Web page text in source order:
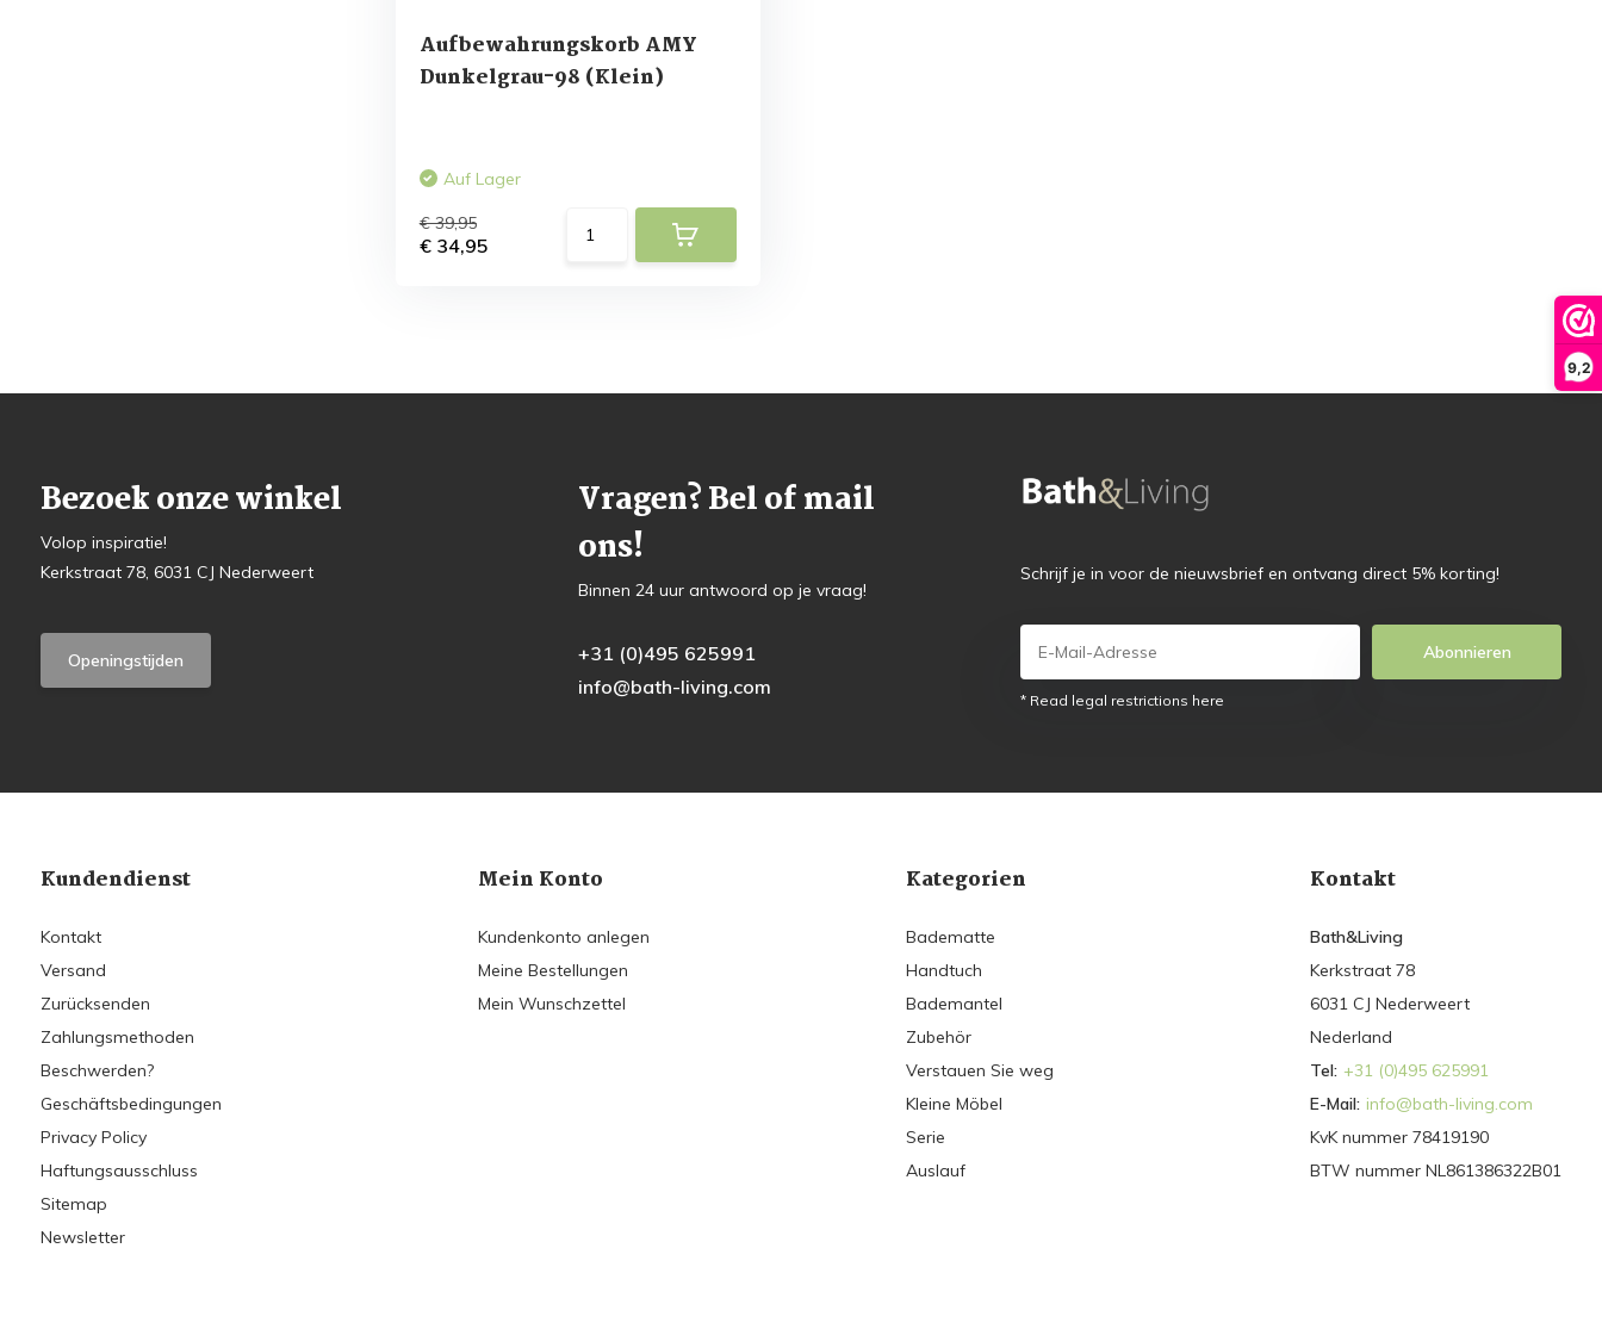
9,2
Aufbewahrungskorb AMY
Dunkelgrau-98 (Klein)
Auf Lager
€ 39,95
€ 34,95
Bezoek onze winkel
Volop inspiratie!
Kerkstraat 78, 6031 CJ Nederweert
Openingstijden
Vragen? Bel of mail
ons!
Binnen 24 uur antwoord op je vraag!
+31 (0)495 625991
info@bath-living.com
Schrijf je in voor de nieuwsbrief en ontvang direct 5% korting!
Abonnieren
* Read legal restrictions here
Kundendienst
Kontakt
Versand
Zurücksenden
Zahlungsmethoden
Beschwerden?
Geschäftsbedingungen
Privacy Policy
Haftungsausschluss
Sitemap
Newsletter
Mein Konto
Kundenkonto anlegen
Meine Bestellungen
Mein Wunschzettel
Kategorien
Badematte
Handtuch
Bademantel
Zubehör
Verstauen Sie weg
Kleine Möbel
Serie
Auslauf
Kontakt
Bath&Living
Kerkstraat 78
6031 CJ Nederweert
Nederland
Tel: +31 (0)495 625991
E-Mail: info@bath-living.com
KvK nummer 78419190
BTW nummer NL861386322B01